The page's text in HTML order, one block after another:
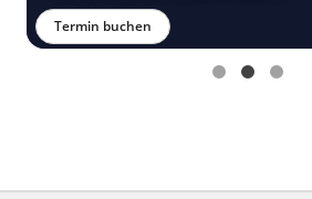
Termin buchen